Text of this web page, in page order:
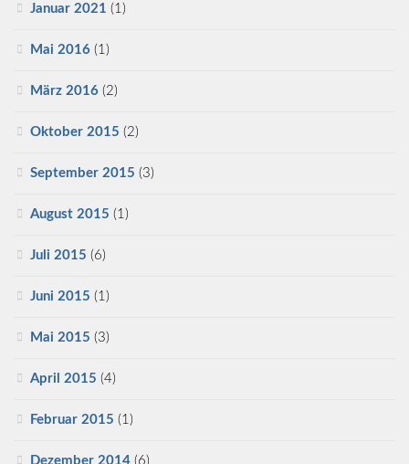
Januar 2021 (1)
Mai 2016 (1)
März 2016 (2)
Oktober 2015 (2)
September 2015 (3)
August 2015 (1)
Juli 2015 (6)
Juni 2015 (1)
Mai 2015 (3)
April 2015 (4)
Februar 2015 (1)
Dezember 2014 (6)